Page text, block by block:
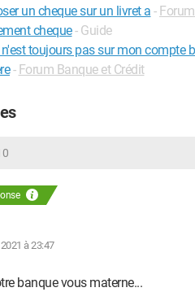
un cheque sur un livret a -
cheque- Guide
toujours pas sur mon compte
- Forum Banque et Crédit
à 23:47
banque vous materne...